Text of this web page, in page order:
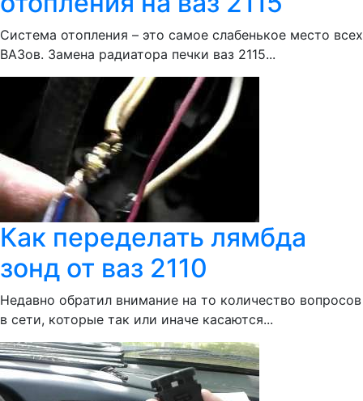
Система отопления – это самое слабенькое место всех
ВАЗов. Замена радиатора печки ваз 2115...
Как переделать лямбда
зонд от ваз 2110
Недавно обратил внимание на то количество вопросов
в сети, которые так или иначе касаются...